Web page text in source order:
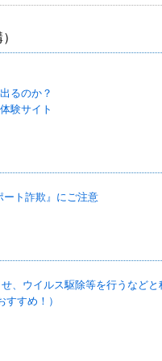
るのか？
験サイト
ート詐欺』にご注意
、ウイルス駆除等を行うなど
すめ！）